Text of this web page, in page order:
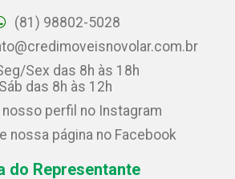
(81) 98802-5028
Sex das 8h às 18h
Sáb das 8h às 12h
nosso perfil no Instagram
nossa página no Facebook
do Representante